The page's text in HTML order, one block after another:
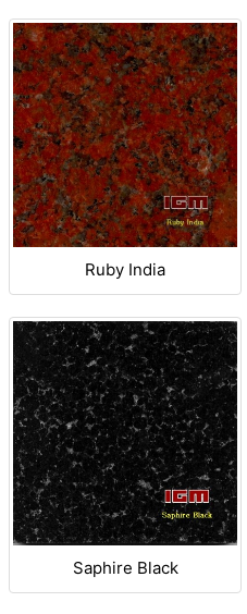
Ruby India
Saphire Black